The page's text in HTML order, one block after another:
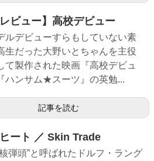
レビュー】高校デビュー
ルデビューすらもしていない素
生だった大野いとちゃんを主役
て製作された映画『高校デビュ
ハンサム★スーツ』の英勉...
記事を読む
ート ／ Skin Trade
弾頭”と呼ばれたドルフ・ラング